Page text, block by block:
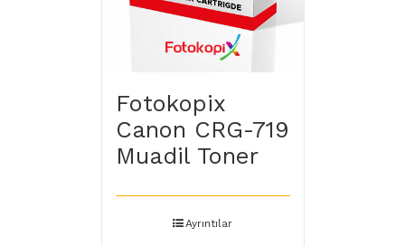
Fotokopix
Canon CRG-719
Muadil Toner
Ayrıntılar